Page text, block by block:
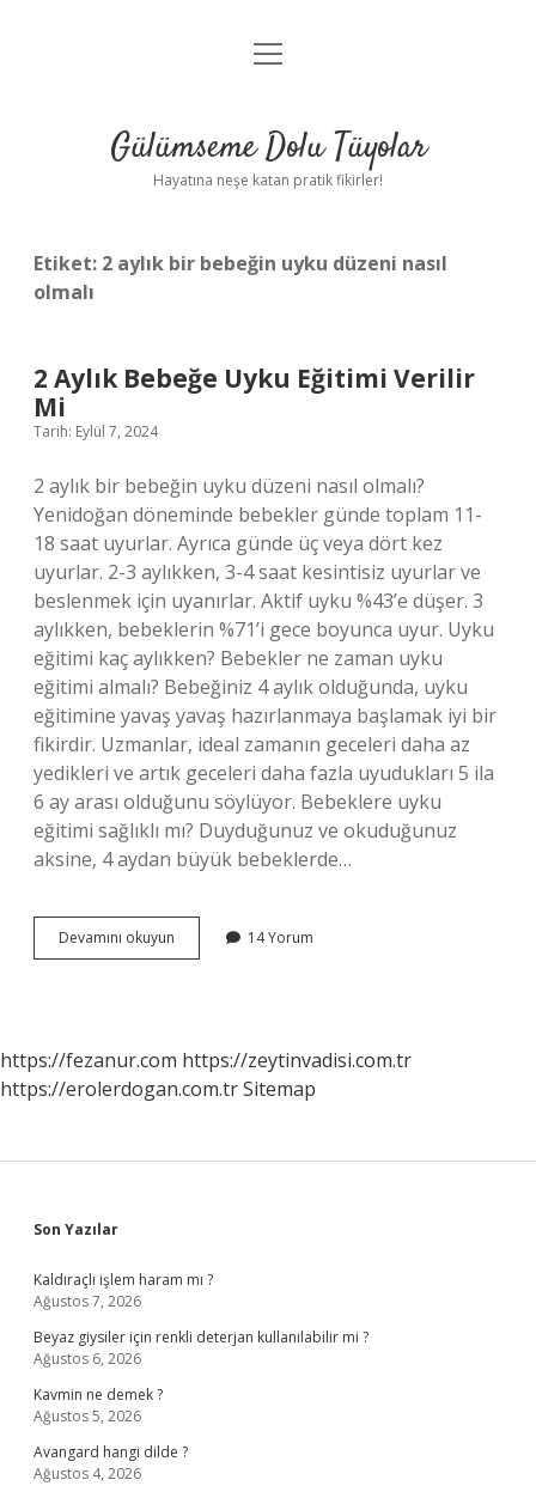
Anasayfa
Yasal Uyarı
menüyü
Gülümseme Dolu Tüyolar
Hayatına neşe katan pratik fikirler!
Etiket: 2 aylık bir bebeğin uyku düzeni nasıl
olmalı
2 Aylık Bebeğe Uyku Eğitimi Verilir
Mi
Tarih: Eylül 7, 2024
2 aylık bir bebeğin uyku düzeni nasıl olmalı?
Yenidoğan döneminde bebekler günde toplam 11-
18 saat uyurlar. Ayrıca günde üç veya dört kez
uyurlar. 2-3 aylıkken, 3-4 saat kesintisiz uyurlar ve
beslenmek için uyanırlar. Aktif uyku %43’e düşer. 3
aylıkken, bebeklerin %71’i gece boyunca uyur. Uyku
eğitimi kaç aylıkken? Bebekler ne zaman uyku
eğitimi almalı? Bebeğiniz 4 aylık olduğunda, uyku
eğitimine yavaş yavaş hazırlanmaya başlamak iyi bir
fikirdir. Uzmanlar, ideal zamanın geceleri daha az
yedikleri ve artık geceleri daha fazla uyudukları 5 ila
6 ay arası olduğunu söylüyor. Bebeklere uyku
eğitimi sağlıklı mı? Duyduğunuz ve okuduğunuz
aksine, 4 aydan büyük bebeklerde…
Devamını okuyun
Aylık
Mi
14 Yorum
https://fezanur.com https://zeytinvadisi.com.tr
https://erolerdogan.com.trSitemap
Sidebar
Son Yazılar
Kaldıraçlı işlem haram mı ?
Ağustos 7, 2026
Beyaz giysiler için renkli deterjan kullanılabilir mi ?
Ağustos 6, 2026
Kavmin ne demek ?
Ağustos 5, 2026
Avangard hangi dilde ?
Ağustos 4, 2026